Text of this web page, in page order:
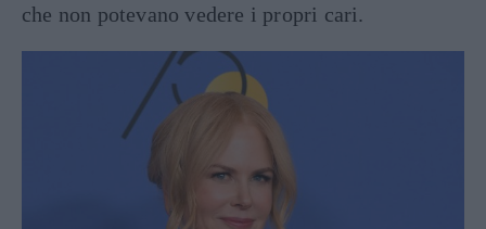
che non potevano vedere i propri cari.